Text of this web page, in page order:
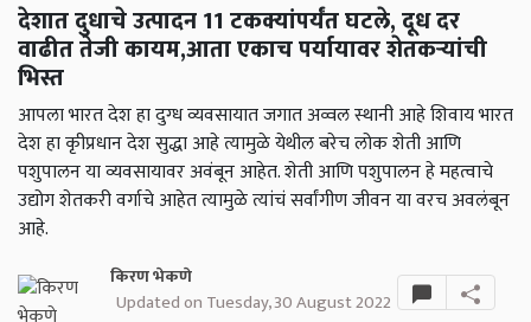
देशात दुधाचे उत्पादन 11 टकक्यांपर्यंत घटले, दूध दर
वाढीत तेजी कायम,आता एकाच पर्यायावर शेतकऱ्यांची
भिस्त
आपला भारत देश हा दुग्ध व्यवसायात जगात अव्वल स्थानी आहे शिवाय भारत
देश हा कृीप्रधान देश सुद्धा आहे त्यामुळे येथील बरेच लोक शेती आणि
पशुपालन या व्यवसायावर अवंबून आहेत. शेती आणि पशुपालन हे महत्वाचे
उद्योग शेतकरी वर्गाचे आहेत त्यामुळे त्यांचं सर्वांगीण जीवन या वरच अवलंबून
आहे.
किरण भेकणे
Updated on Tuesday, 30 August 2022